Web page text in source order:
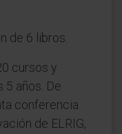
de 6 libros.
cursos y
años. De
conferencia
de ELRIG,